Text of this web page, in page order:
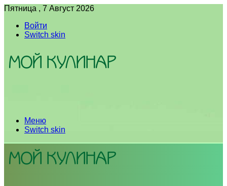
Пятница , 7 Август 2026
Войти
Switch skin
Меню
Switch skin